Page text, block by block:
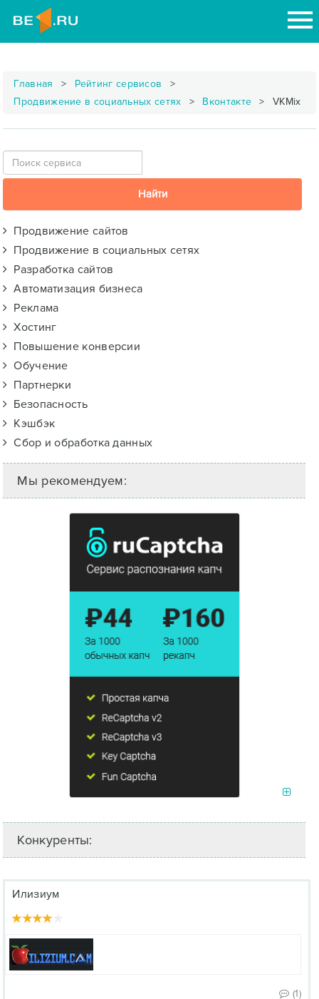
Главная
Рейтинг сервисов
Продвижение в социальных сетях
Вконтакте VKMix
Продвижение сайтов
Продвижение в социальных сетях
Разработка сайтов
Автоматизация бизнеса
Реклама
Хостинг
Повышение конверсии
Обучение
Партнерки
Безопасность
Кэшбэк
Сбор и обработка данных
Мы рекомендуем:
Конкуренты:
Илизиум
(1)